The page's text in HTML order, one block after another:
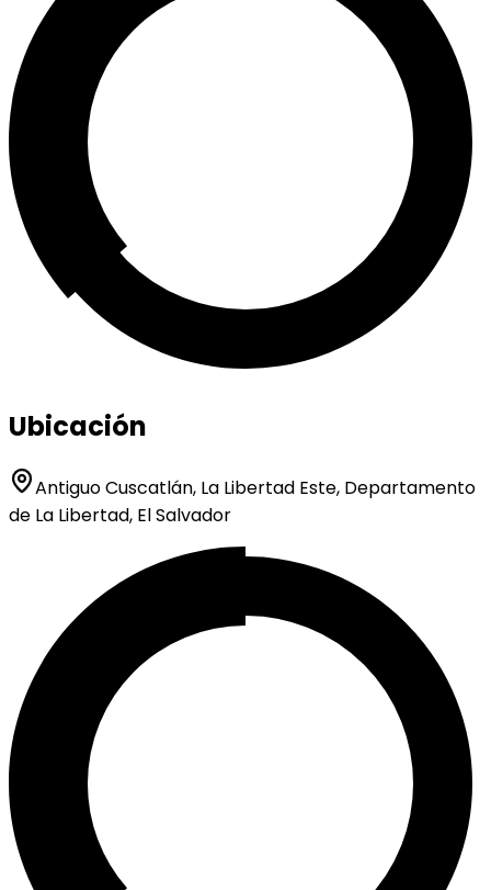
Ubicación
Antiguo Cuscatlán, La Libertad Este, Departamento
de La Libertad, El Salvador